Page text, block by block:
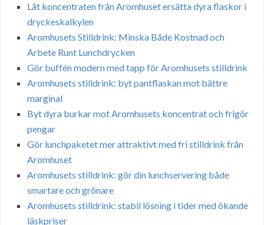
Låt koncentraten från Aromhuset ersätta dyra flaskor i
dryckeskalkylen
Aromhusets Stilldrink: Minska Både Kostnad och
Arbete Runt Lunchdrycken
Gör buffén modern med tapp för Aromhusets stilldrink
Aromhusets stilldrink: byt pantflaskan mot bättre
marginal
Byt dyra burkar mot Aromhusets koncentrat och frigör
pengar
Gör lunchpaketet mer attraktivt med fri stilldrink från
Aromhuset
Aromhusets stilldrink: gör din lunchservering både
smartare och grönare
Aromhusets stilldrink: stabil lösning i tider med ökande
läskpriser